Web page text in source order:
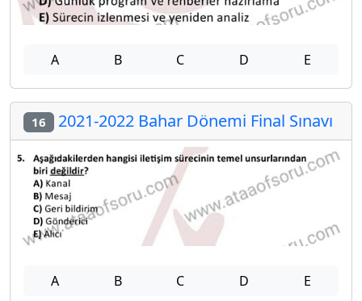
A B C D E
16 2021-2022 Bahar Dönemi Final Sınavı
A B C D E